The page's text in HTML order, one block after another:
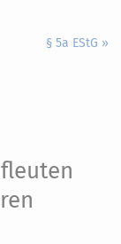
§ 5a EStG »